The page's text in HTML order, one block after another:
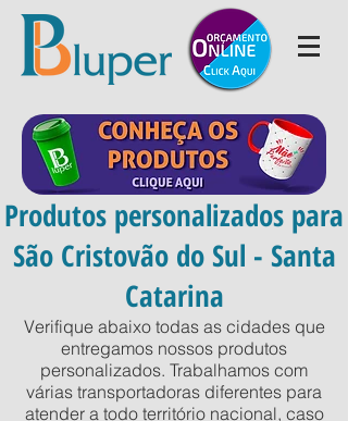
Produtos personalizados para
São Cristovão do Sul - Santa
Catarina
Verifique abaixo todas as cidades que
entregamos nossos produtos
personalizados. Trabalhamos com
várias transportadoras diferentes para
atender a todo território nacional, caso